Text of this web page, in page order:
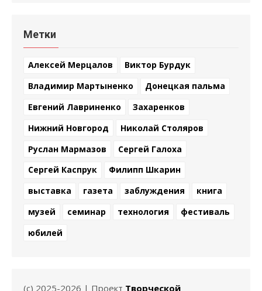
Метки
Алексей Мерцалов
Виктор Бурдук
Владимир Мартыненко
Донецкая пальма
Евгений Лавриненко
Захаренков
Нижний Новгород
Николай Столяров
Руслан Мармазов
Сергей Галоха
Сергей Каспрук
Филипп Шкарин
выставка
газета заблуждения
книга
музей
семинар технология
фестиваль
юбилей
(c) 2025-2026 | Проект Творческой